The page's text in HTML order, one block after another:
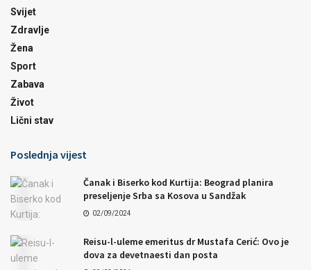
Svijet
Zdravlje
Žena
Sport
Zabava
Život
Lični stav
Poslednja vijest
Čanak i Biserko kod Kurtija: Beograd planira
preseljenje Srba sa Kosova u Sandžak
02/09/2024
Reisu-l-uleme emeritus dr Mustafa Cerić: Ovo je
dova za devetnaesti dan posta